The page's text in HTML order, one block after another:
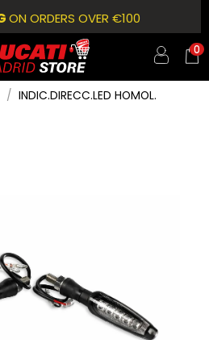
ON ORDERS OVER €100
0
INDIC.DIRECC.LED HOMOL.